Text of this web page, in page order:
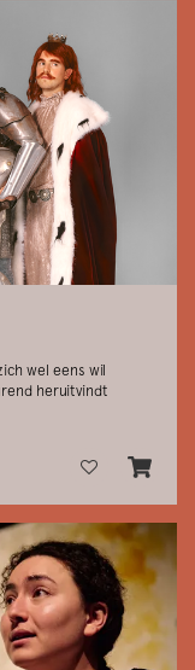
wel eens wil
heruitvindt